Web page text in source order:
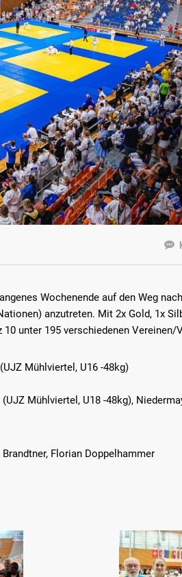
Wochenende auf den Weg
anzutreten. Mit 2x Gold, 1x
unter 195 verschiedenen Vereinen/
Mühlviertel, U16 -48kg)
Mühlviertel, U18 -48kg),
Florian Doppelhammer